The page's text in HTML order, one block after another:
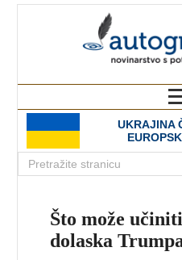
UKRAJINA
Što može
dolaska